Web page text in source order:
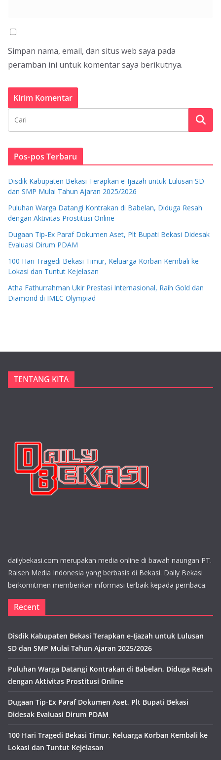
Simpan nama, email, dan situs web saya pada
peramban ini untuk komentar saya berikutnya.
Pos-pos Terbaru
Disdik Kabupaten Bekasi Terapkan e-Ijazah untuk Lulusan SD
dan SMP Mulai Tahun Ajaran 2025/2026
Puluhan Warga Datangi Kontrakan di Babelan, Diduga Resah
dengan Aktivitas Prostitusi Online
Dugaan Tip-Ex Paraf Dokumen Aset, Plt Bupati Bekasi Didesak
Evaluasi Dirum PDAM
100 Hari Tragedi Bekasi Timur, Keluarga Korban Kembali ke
Lokasi dan Tuntut Kejelasan
Atha Fathurrahman Ukir Prestasi Internasional, Raih Gold dan
Diamond di IMEC Olympiad
TENTANG KITA
dailybekasi.com merupakan media online di bawah naungan PT.
Raisen Media Indonesia yang berbasis di Bekasi. Daily Bekasi
berkomitmen memberikan informasi terbaik kepada pembaca.
Recent
Disdik Kabupaten Bekasi Terapkan e-Ijazah untuk Lulusan
SD dan SMP Mulai Tahun Ajaran 2025/2026
Puluhan Warga Datangi Kontrakan di Babelan, Diduga Resah
dengan Aktivitas Prostitusi Online
Dugaan Tip-Ex Paraf Dokumen Aset, Plt Bupati Bekasi
Didesak Evaluasi Dirum PDAM
100 Hari Tragedi Bekasi Timur, Keluarga Korban Kembali ke
Lokasi dan Tuntut Kejelasan